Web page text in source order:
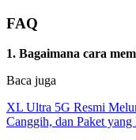
FAQ
1. Bagaimana cara
Baca juga
XL Ultra 5G Resmi
Canggih, dan Paket